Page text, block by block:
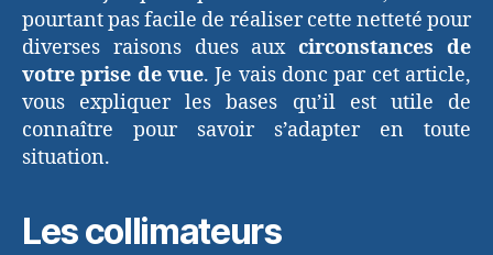
pourtant pas facile de réaliser cette netteté pour
diverses raisons dues auxcirconstances de
votre prise de vue. Je vais donc par cet article,
vous expliquer les bases qu’il est utile de
connaître pour savoir s’adapter en toute
situation.
Les collimateurs